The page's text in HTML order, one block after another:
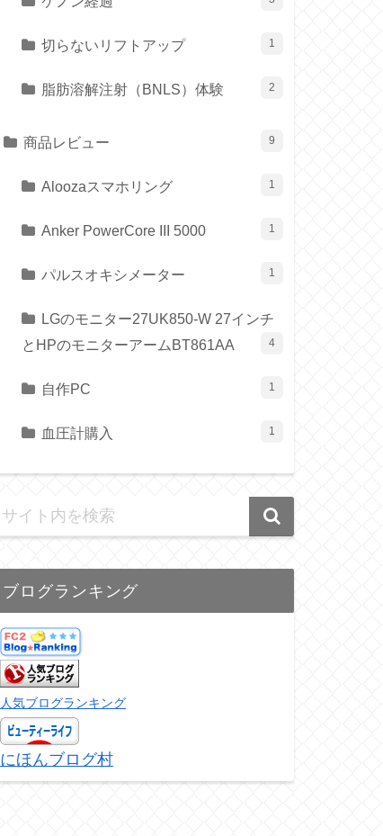
切らないリフトアップ 1
脂肪溶解注射（BNLS）体験 2
商品レビュー 9
Aloozaスマホリング 1
Anker PowerCore III 5000 1
パルスオキシメーター 1
LGのモニター27UK850-W 27インチ
とHPのモニターアームBT861AA
4
自作PC 1
血圧計購入 1
ブログランキング
人気ブログランキング
にほんブログ村